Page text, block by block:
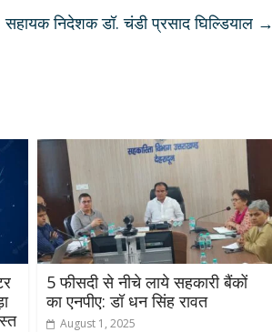
निदेशक डॉ. चंडी प्रसाद घिल्डियाल →
5 फीसदी से नीचे लाये सहकारी बैंकों
का एनपीए: डॉ धन सिंह रावत
August 1, 2025